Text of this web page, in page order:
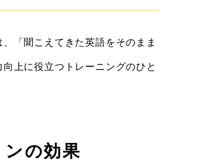
「聞こえてきた英語をそのまま
上に役立つトレーニングのひと
の効果